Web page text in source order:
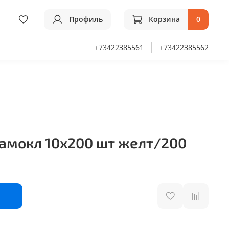
Профиль Корзина 0
+73422385561 +73422385562
10х200 шт желт/200